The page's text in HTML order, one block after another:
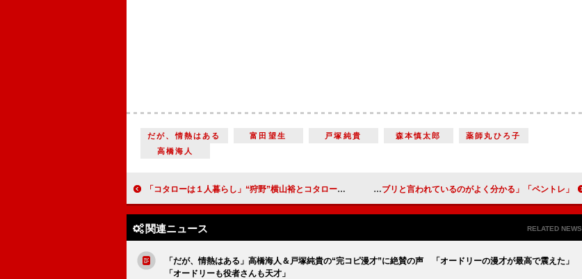
だが、情熱はある 富田望生 戸塚純貴 森本慎太郎
薬師丸ひろ子
高橋海人
「コタローは１人暮らし」“狩野”横山裕とコタローの“別れのシーン”に涙 「すてきな最終回」「裕くんの声が震えていて、もらい泣きした」 「ペントレ」戻らないと宣言する“直哉”山田裕貴を“優斗”赤楚衛二が説得 「赤楚くんが生きるジブリと言われているのがよく分かる」
関連ニュース RELATED NEWS
「だが、情熱はある」高橋海人＆戸塚純貴の“完コピ漫才”に絶賛の声 「オードリーの漫才が最高で震えた」
「オードリーも役者さんも天才」